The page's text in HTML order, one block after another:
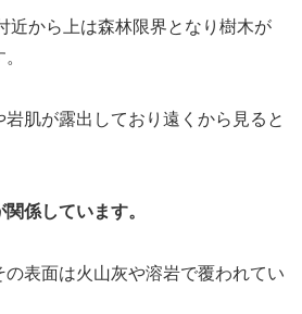
近から上は森林限界となり樹木が
肌が露出しており遠くから見ると
係しています。
表面は火山灰や溶岩で覆われてい